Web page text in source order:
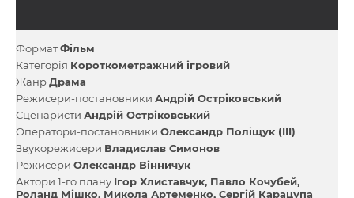
ФорматФільм
Категорія Короткометражний ігровий
ЖанрДрама
Режисери-постановники Андрій Остріковський
Сценаристи Андрій Остріковський
Оператори-постановники Олександр Поліщук (III)
Звукорежисери Владислав Симонов
Режисери Олександр Вінничук
Актори 1-го плану Ігор Хлиставчук Павло Кочубей
Роланд Мішко Микола Артеменко Сергій Карацупа